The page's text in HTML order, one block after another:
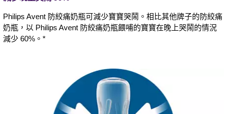
Philips Avent 防絞痛奶瓶可減少寶寶哭鬧。相比其他牌子的防絞痛
奶瓶，以 Philips Avent 防絞痛奶瓶餵哺的寶寶在晚上哭鬧的情況
減少 60%。*